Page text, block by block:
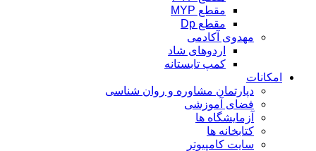
مقطع MYP
مقطع Dp
مهدوی آکادمی
اردوهای شاد
کمپ تابستانه
امکانات
دپارتمان مشاوره و روان شناسی
فضای آموزشی
آزمایشگاه ها
کتابخانه ها
سایت کامپیوتر